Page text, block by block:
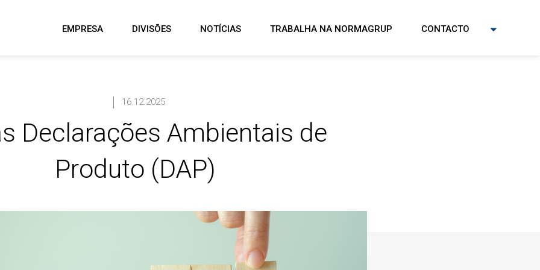
EMPRESA DIVISÕES NOTÍCIAS TRABALHA NA NORMAGRUP CONTACTO
16.12.2025
Declarações Ambientais de
Produto (DAP)